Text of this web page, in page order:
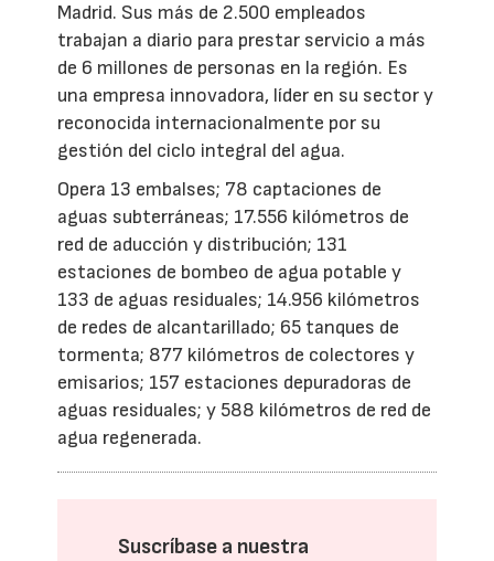
Madrid. Sus más de 2.500 empleados
trabajan a diario para prestar servicio a más
de 6 millones de personas en la región. Es
una empresa innovadora, líder en su sector y
reconocida internacionalmente por su
gestión del ciclo integral del agua.
Opera 13 embalses; 78 captaciones de
aguas subterráneas; 17.556 kilómetros de
red de aducción y distribución; 131
estaciones de bombeo de agua potable y
133 de aguas residuales; 14.956 kilómetros
de redes de alcantarillado; 65 tanques de
tormenta; 877 kilómetros de colectores y
emisarios; 157 estaciones depuradoras de
aguas residuales; y 588 kilómetros de red de
agua regenerada.
Suscríbase a nuestra